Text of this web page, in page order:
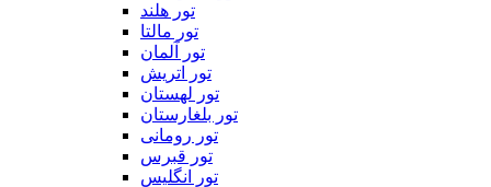
تور هلند
تور مالتا
تور آلمان
تور اتریش
تور لهستان
تور بلغارستان
تور رومانی
تور قبرس
تور انگلیس